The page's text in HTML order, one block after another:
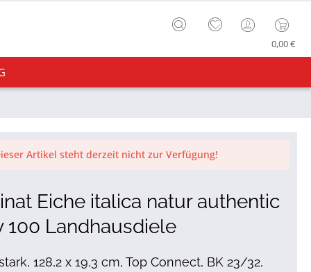
0,00 €
Artikel steht derzeit nicht zur Verfügung!
Eiche italica natur authentic
100 Landhausdiele
128,2 x 19,3 cm, Top Connect, BK 23/32,